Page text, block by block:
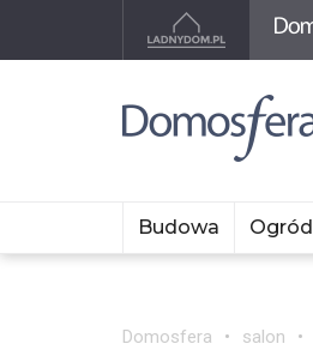
Budowa Ogród
Domosfera salon